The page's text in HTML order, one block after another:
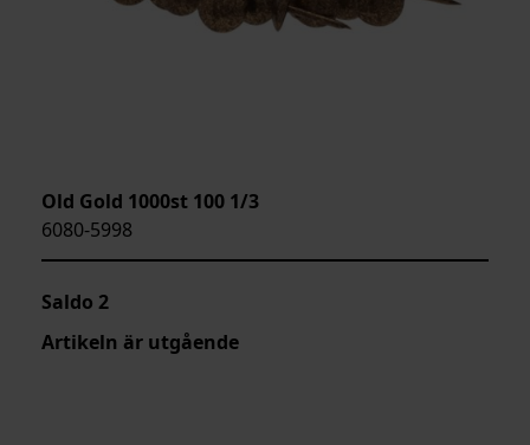
Old Gold 1000st 100 1/3
6080-5998
Saldo 2
Artikeln är utgående